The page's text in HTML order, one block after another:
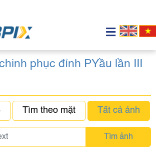
phục đỉnh PYầu lần III
Tìm theo mặt Tất cả ảnh
Tìm ảnh